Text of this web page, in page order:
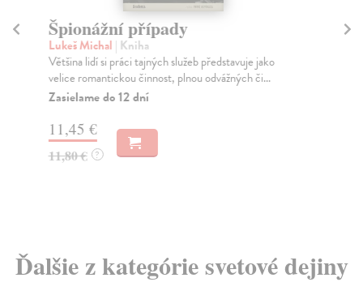
Špionážní případy
Lukeš Michal | Kniha
Většina lidí si práci tajných služeb představuje jako
velice romantickou činnost, plnou odvážných či...
Zasielame do 12 dní
11,45 €
11,80 € ?
Ďalšie z kategórie svetové dejiny